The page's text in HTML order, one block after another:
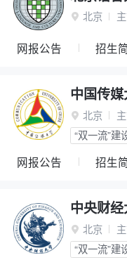
 北京
网报公告 招生
中国传
 北京
“双一流”建
网报公告 招生
中央财
 北京
“双一流”建